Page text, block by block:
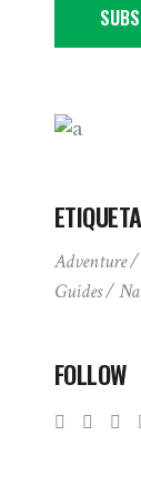
Adventure
Guides
FOLLOW